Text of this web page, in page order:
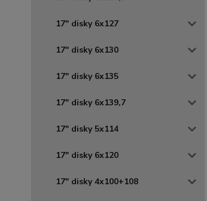
17" disky 6x127
17" disky 6x130
17" disky 6x135
17" disky 6x139,7
17" disky 5x114
17" disky 6x120
17" disky 4x100+108